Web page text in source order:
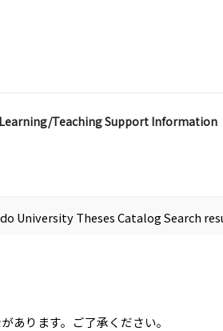
Learning/Teaching Support Information
University Theses Catalog Search
あります。ご了承ください。